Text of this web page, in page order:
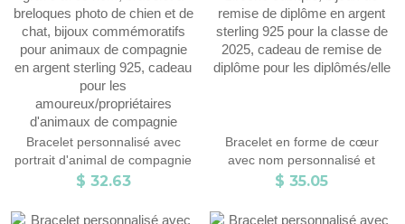
Bracelet personnalisé avec
portrait d'animal de compagnie
gravé avec nom, bracelet à
chat, bijoux commémoratifs
$ 32.63
Bracelet en forme de cœur
avec nom personnalisé et
zircone cubique, bijoux de
sterling 925 pour la classe de
$ 35.05